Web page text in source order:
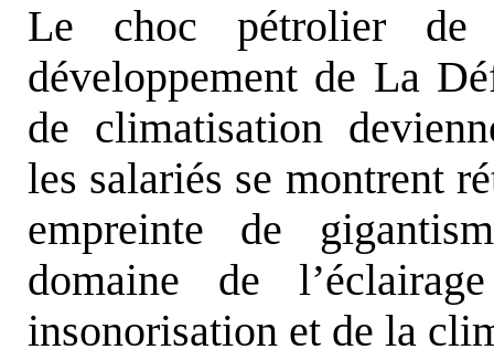
Le choc pétrolier de
développement de La
de climatisation
les salariés se montrent
empreinte de
domaine de
insonorisation et de la